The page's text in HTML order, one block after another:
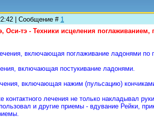
| Сообщение # 1
Оси-тэ - Техники исцеления
включающая поглаживание ладонями по
включающая постукивание ладонями.
включающая нажим (пульсацию)
контактного лечения не только накладывал
и другие приемы - вдувание Рейки,